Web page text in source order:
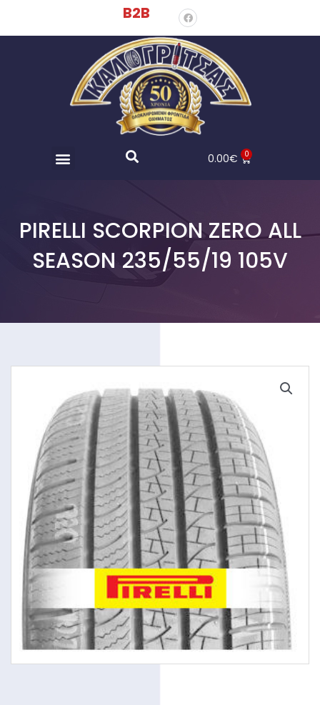
B2B
0.00€ 0
PIRELLI SCORPION ZERO ALL
SEASON 235/55/19 105V